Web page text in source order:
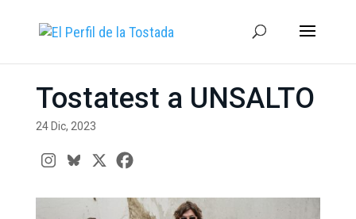
Tostatest a UNSALTO
24 Dic, 2023